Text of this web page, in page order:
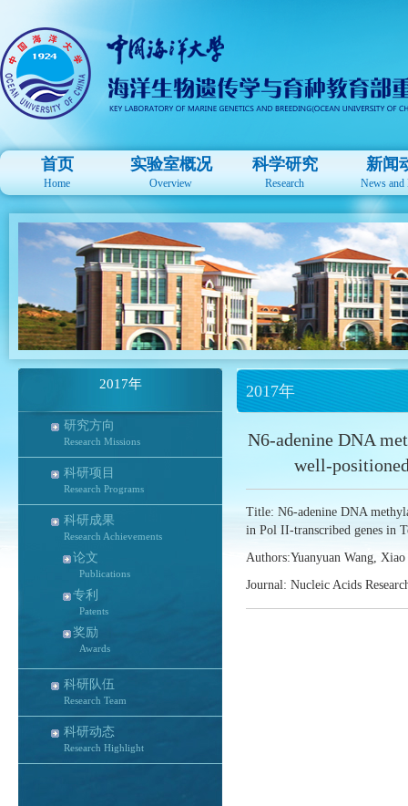
首页
Home
实验室概况
Overview
科学研究
Research
新闻
News and
2017年
研究方向
Research Missions
科研项目
Research Programs
科研成果
Research Achievements
论文
Publications
专利
Patents
奖励
Awards
科研队伍
Research Team
科研动态
Research Highlight
2017年
N6-adenine DNA
well-
Title: N6-adenine DNA
in Pol II-transcribed genes in
Authors:Yuanyuan Wang,
Journal: Nucleic Acids